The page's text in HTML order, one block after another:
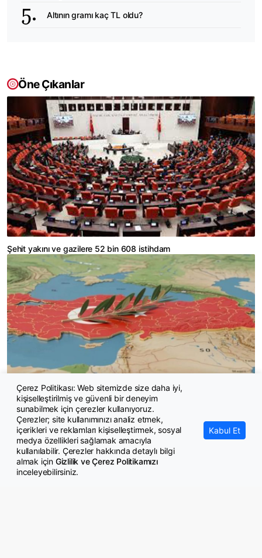
Altının gramı kaç TL oldu?
Öne Çıkanlar
Şehit yakını ve gazilere 52 bin 608 istihdam
Terör örgütüne iki aylık süre
Çerez Politikası: Web sitemizde size daha iyi,
kişiselleştirilmiş ve güvenli bir deneyim
sunabilmek için çerezler kullanıyoruz.
Çerezler; site kullanımınızı analiz etmek,
içerikleri ve reklamları kişiselleştirmek, sosyal
medya özellikleri sağlamak amacıyla
kullanılabilir. Çerezler hakkında detaylı bilgi
almak için Gizlilik ve Çerez Politikamızı
inceleyebilirsiniz.
Kabul Et